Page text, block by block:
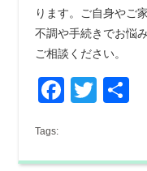
ります。ご自身やご
不調や手続きでお悩
ご相談ください。
Tags: